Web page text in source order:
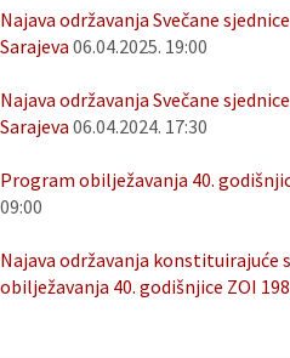
Najava održavanja Svečane
Sarajeva 06.04.2025. 19:00
Najava održavanja Svečane
Sarajeva 06.04.2024. 17:30
Program obilježavanja 40.
09:00
Najava održavanja konstituirajuće
obilježavanja 40. godišnjice ZOI